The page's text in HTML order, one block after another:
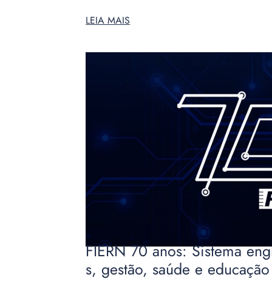
LEIA MAIS
FIERN 70 anos: Sistema
s, gestão, saúde e educação